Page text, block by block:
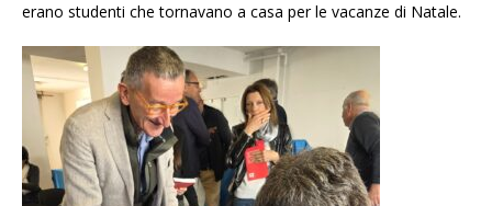
erano studenti che tornavano a casa per le vacanze di Natale.